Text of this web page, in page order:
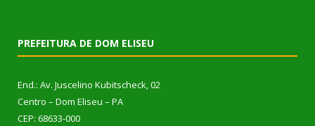
PREFEITURA DE DOM ELISEU
End.: Av. Juscelino Kubitscheck, 02
Centro – Dom Eliseu – PA
CEP: 68633-000